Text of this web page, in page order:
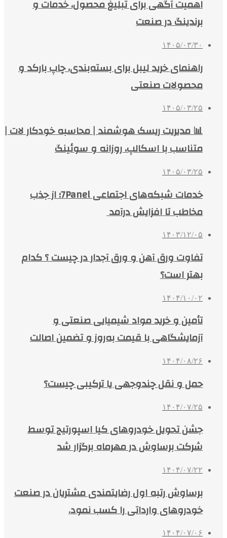
اهمیت آگهی برای تبلیغ محصول، خدمات و
برندینگ در صنعت
۱۴۰۵/۰۳/۳۰
راهنمای خرید لیبل برای بسته‌بندی، چاپ بارکد و
محصولات صنعتی
۱۴۰۵/۰۳/۲۵
📊 مدیریت ریسک هوشمند | محاسبه خودکار لات |
متناسب با اسکالپ، روزانه و سوئینگ
۱۴۰۵/۰۳/۲۵
خدمات شبکه‌های اجتماعی 7Panel؛ از جذب
مخاطب تا افزایش درآمد
۱۴۰۳/۱۲/۰۵
تفاوت ورق آهن و ورق آجدار در چیست ؟ کدام
بهتر است؟
۱۴۰۴/۱۰/۰۲
تأمین و خرید مواد شیمیایی صنعتی و
آزمایشگاهی با قیمت به‌روز و تضمین اصالت
۱۴۰۴/۰۸/۲۶
حمل و نقل چندوجهی یا ترکیبی چیست؟
۱۴۰۴/۰۷/۲۵
جشن تحویل خودروهای کیا اسپورتیج توسط
شرکت برساوش در مهرماه برگزار شد
۱۴۰۴/۰۷/۲۲
برساوش رتبه اول رضایتمندی مشتریان در صنعت
خودروهای وارداتی را کسب نمود.
۱۴۰۴/۰۷/۰۶